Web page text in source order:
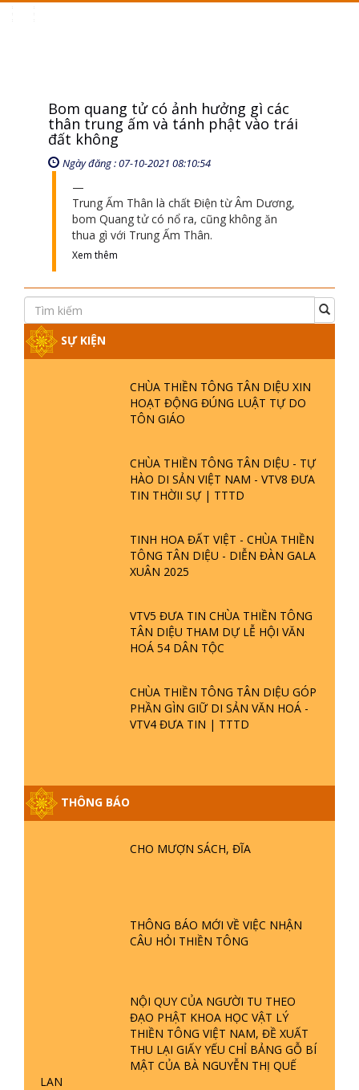
Bom quang tử có ảnh hưởng gì các
thân trung ấm và tánh phật vào trái
đất không
Ngày đăng : 07-10-2021 08:10:54
Trung Ấm Thân là chất Điện từ Âm Dương,
bom Quang tử có nổ ra, cũng không ăn
thua gì với Trung Ấm Thân.
Xem thêm
SỰ KIỆN
CHÙA THIỀN TÔNG TÂN DIỆU XIN
HOẠT ĐỘNG ĐÚNG LUẬT TỰ DO
TÔN GIÁO
CHÙA THIỀN TÔNG TÂN DIỆU - TỰ
HÀO DI SẢN VIỆT NAM - VTV8 ĐƯA
TIN THỜII SỰ | TTTD
TINH HOA ĐẤT VIỆT - CHÙA THIỀN
TÔNG TÂN DIỆU - DIỄN ĐÀN GALA
XUÂN 2025
VTV5 ĐƯA TIN CHÙA THIỀN TÔNG
TÂN DIỆU THAM DỰ LỄ HỘI VĂN
HOÁ 54 DÂN TỘC
CHÙA THIỀN TÔNG TÂN DIỆU GÓP
PHẦN GÌN GIỮ DI SẢN VĂN HOÁ -
VTV4 ĐƯA TIN | TTTD
THÔNG BÁO
CHO MƯỢN SÁCH, ĐĨA
THÔNG BÁO MỚI VỀ VIỆC NHẬN
CÂU HỎI THIỀN TÔNG
NỘI QUY CỦA NGƯỜI TU THEO
ĐẠO PHẬT KHOA HỌC VẬT LÝ
THIỀN TÔNG VIỆT NAM, ĐỀ XUẤT
THU LẠI GIẤY YẾU CHỈ BẢNG GỖ BÍ
MẬT CỦA BÀ NGUYỄN THỊ QUẾ
LAN
NĂM PHẬT KHÔNG NÓI? HỘI LONG
ĐƯỢC HÌNH THÀNH NHƯ THẾ NÀO?
PHẬT GIỚI CÓ THỜI GIAN KHÔNG? |
ĐÀNG Ở ĐÂU? ĐỊA NGỤC Ở ĐÂU?
ĐỨC CHÚA TRỜI LÀ AI? QUỶ SA
TĂNG? | TTTD
GIẢI ĐÁP THIỀN TÔNG ĐẶC BIỆT P22
- TẠI SAO TRÁI ĐẤT NHIỀU THIÊN TAI